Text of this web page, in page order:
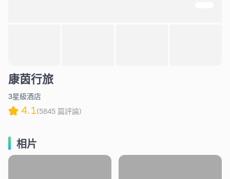
康茵行旅
3星級酒店
4.1(5845 篇評論)
相片